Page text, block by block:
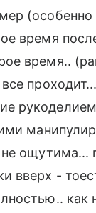
время
время..
вверх -
как